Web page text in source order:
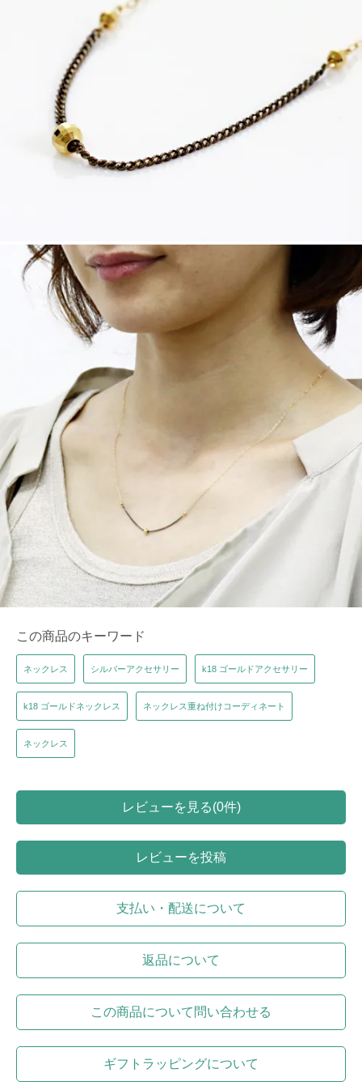
この商品のキーワード
ネックレス シルバーアクセサリー k18 ゴールドアクセサリー
k18 ゴールドネックレス ネックレス重ね付けコーディネート
ネックレス
レビューを見る(0件)
レビューを投稿
支払い・配送について
返品について
この商品について問い合わせる
ギフトラッピングについて